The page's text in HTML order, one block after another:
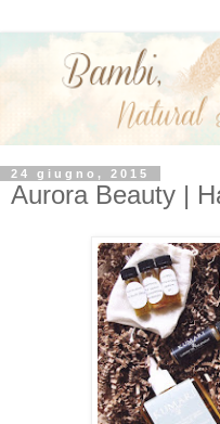
24 giugno, 2015
Aurora Beauty |